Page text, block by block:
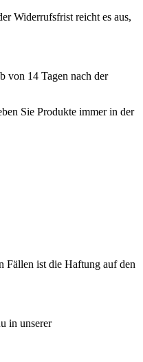
Widerrufsfrist reicht es aus,
von 14 Tagen nach der
Sie Produkte immer in der
Fällen ist die Haftung auf den
in unserer